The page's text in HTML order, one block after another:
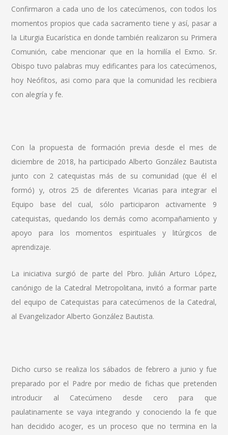
Confirmaron a cada uno de los catecúmenos, con todos los
momentos propios que cada sacramento tiene y así, pasar a
la Liturgia Eucarística en donde también realizaron su Primera
Comunión, cabe mencionar que en la homilía el Exmo. Sr.
Obispo tuvo palabras muy edificantes para los catecúmenos,
hoy Neófitos, asi como para que la comunidad les recibiera
con alegría y fe.
Con la propuesta de formación previa desde el mes de
diciembre de 2018, ha participado Alberto González Bautista
junto con 2 catequistas más de su comunidad (que él el
formó) y, otros 25 de diferentes Vicarias para integrar el
Equipo base del cual, sólo participaron activamente 9
catequistas, quedando los demás como acompañamiento y
apoyo para los momentos espirituales y litúrgicos de
aprendizaje.
La iniciativa surgió de parte del Pbro. Julián Arturo López,
canónigo de la Catedral Metropolitana, invitó a formar parte
del equipo de Catequistas para catecúmenos de la Catedral,
al Evangelizador Alberto González Bautista.
Dicho curso se realiza los sábados de febrero a junio y fue
preparado por el Padre por medio de fichas que pretenden
introducir al Catecúmeno desde cero para que
paulatinamente se vaya integrando y conociendo la fe que
han decidido acoger, es un proceso que no termina en la